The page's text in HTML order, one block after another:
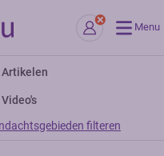
Menu
Artikelen
Video's
filteren